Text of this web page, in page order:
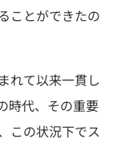
ことができたの
れて以来一貫し
時代、その重要
この状況下でス